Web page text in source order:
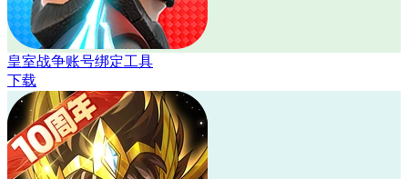
皇室战争账号绑定工具
下载